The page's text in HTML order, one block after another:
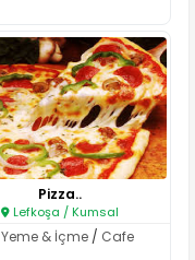
Pizza..
Lefkoşa / Kumsal
Yeme & İçme/ Cafe